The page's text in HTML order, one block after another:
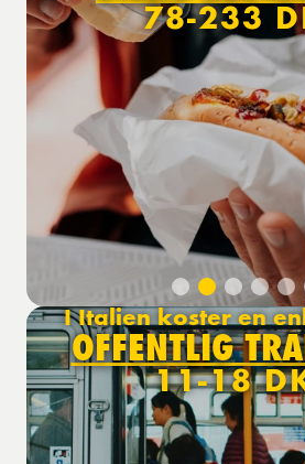
78-233
I Italien koster en
OFFENTLIG
11-18